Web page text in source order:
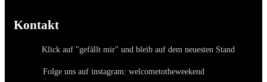
Kontakt
Klick auf "gefällt mir" und bleib auf dem neuesten Stand
Folge uns auf instagram: welcometotheweekend